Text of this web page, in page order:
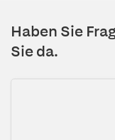
Haben Sie
Sie da.